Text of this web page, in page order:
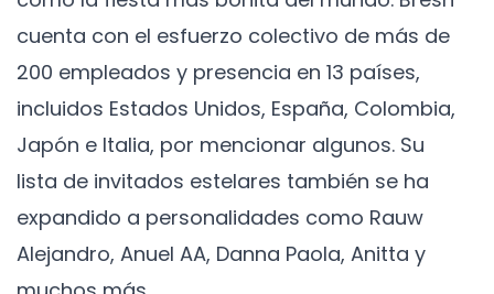
cuenta con el esfuerzo colectivo de más de
200 empleados y presencia en 13 países,
incluidos Estados Unidos, España, Colombia,
Japón e Italia, por mencionar algunos. Su
lista de invitados estelares también se ha
expandido a personalidades como Rauw
Alejandro, Anuel AA, Danna Paola, Anitta y